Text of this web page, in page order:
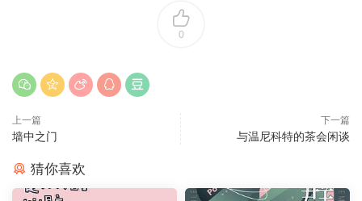
0
上一篇
墙中之门
下一篇
与温尼科特的茶会闲谈
猜你喜欢